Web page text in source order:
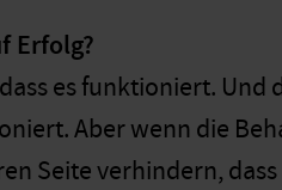
Erfolg?
es funktioniert. Und
Aber wenn die
Seite verhindern,